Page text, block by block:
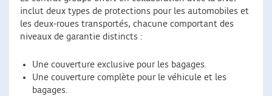
inclut deux types de protections pour les automobiles et
les deux-roues transportés, chacune comportant des
niveaux de garantie distincts :
Une couverture exclusive pour les bagages.
Une couverture complète pour le véhicule et les
bagages.